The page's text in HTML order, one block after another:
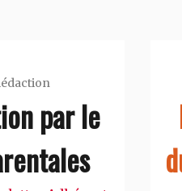
par le